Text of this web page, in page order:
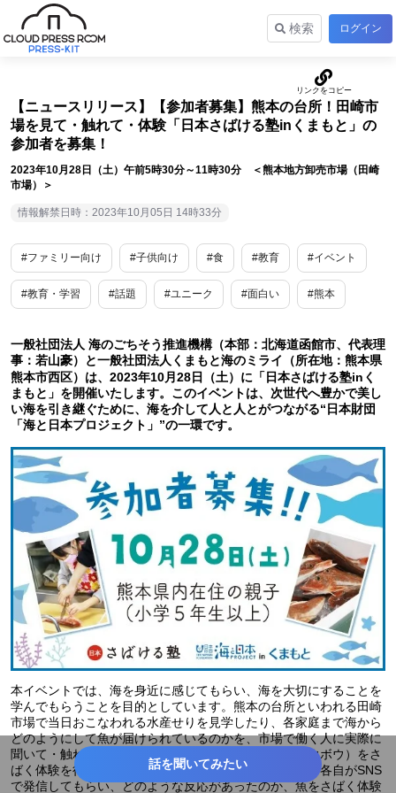
検索 ログイン
【ニュースリリース】【参加者募集】熊本の台所！田崎市
場を見て・触れて・体験「日本さばける塾inくまもと」の
参加者を募集！
2023年10月28日（土）午前5時30分～11時30分 ＜熊本地方卸売市場（田崎
市場）＞
情報解禁日時：2023年10月05日 14時33分
#ファミリー向け #子供向け #食 #教育 #イベント
#教育・学習 #話題 #ユニーク #面白い #熊本
一般社団法人 海のごちそう推進機構（本部：北海道函館市、代表理
事：若山豪）と一般社団法人くまもと海のミライ（所在地：熊本県
熊本市西区）は、2023年10月28日（土）に「日本さばける塾inく
まもと」を開催いたします。このイベントは、次世代へ豊かで美し
い海を引き継ぐために、海を介して人と人とがつながる“日本財団
「海と日本プロジェクト」”の一環です。
本イベントでは、海を身近に感じてもらい、海を大切にすることを
学んでもらうことを目的としています。熊本の台所といわれる田崎
市場で当日おこなわれる水産せりを見学したり、各家庭まで海から
どのようにして魚が届けられているのかを、市場で働く人に実際に
聞いて・触れて、その日せり落とされた魚（アジとホウボウ）をさ
ばく体験を行います。また、親子で学んだ様々なことを各自がSNS
で発信してもらい、どのような反応があったのか、魚をさばく体験
話を聞いてみたい